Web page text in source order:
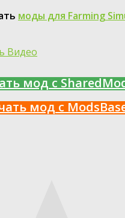
моды для Farming
Видео
мод с
мод с